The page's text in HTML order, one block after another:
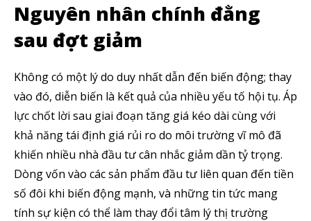
Nguyên nhân chính đằng
sau đợt giảm
Không có một lý do duy nhất dẫn đến biến động; thay
vào đó, diễn biến là kết quả của nhiều yếu tố hội tụ. Áp
lực chốt lời sau giai đoạn tăng giá kéo dài cùng với
khả năng tái định giá rủi ro do môi trường vĩ mô đã
khiến nhiều nhà đầu tư cân nhắc giảm dần tỷ trọng.
Dòng vốn vào các sản phẩm đầu tư liên quan đến tiền
số đôi khi biến động mạnh, và những tin tức mang
tính sự kiện có thể làm thay đổi tâm lý thị trường